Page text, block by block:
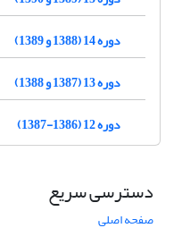
دوره 14 (1388 و 1389)
دوره 13 (1387 و 1388)
دوره 12 (1386-1387)
دسترسی سریع
صفحه اصلی